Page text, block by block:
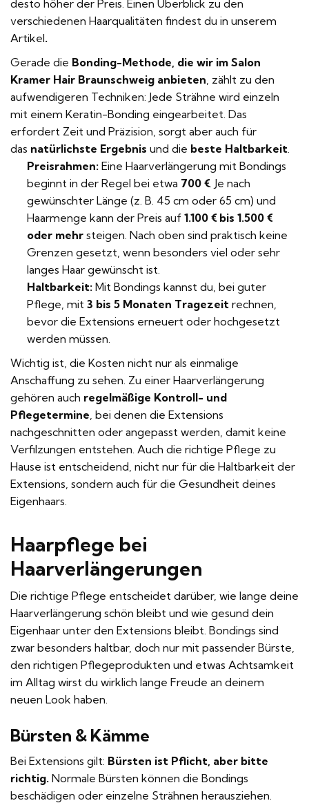
desto höher der Preis. Einen Überblick zu den
verschiedenen Haarqualitäten findest du in unserem
Artikel.
Gerade die Bonding-Methode, die wir im Salon
Kramer Hair Braunschweig anbieten , zählt zu den
aufwendigeren Techniken: Jede Strähne wird einzeln
mit einem Keratin-Bonding eingearbeitet. Das
erfordert Zeit und Präzision, sorgt aber auch für
das natürlichste Ergebnis und die beste Haltbarkeit
Preisrahmen: Eine Haarverlängerung mit Bondings
beginnt in der Regel bei etwa 700 € . Je nach
gewünschter Länge (z. B. 45 cm oder 65 cm) und
Haarmenge kann der Preis auf 1.100 € bis 1.500 €
oder mehr steigen. Nach oben sind praktisch keine
Grenzen gesetzt, wenn besonders viel oder sehr
langes Haar gewünscht ist.
Haltbarkeit: Mit Bondings kannst du, bei guter
Pflege, mit 3 bis 5 Monaten Tragezeit rechnen,
bevor die Extensions erneuert oder hochgesetzt
werden müssen.
Wichtig ist, die Kosten nicht nur als einmalige
Anschaffung zu sehen. Zu einer Haarverlängerung
gehören auch regelmäßige Kontroll- und
Pflegetermine , bei denen die Extensions
nachgeschnitten oder angepasst werden, damit keine
Verfilzungen entstehen. Auch die richtige Pflege zu
Hause ist entscheidend, nicht nur für die Haltbarkeit der
Extensions, sondern auch für die Gesundheit deines
Eigenhaars.
Haarpflege bei
Haarverlängerungen
Die richtige Pflege entscheidet darüber, wie lange deine
Haarverlängerung schön bleibt und wie gesund dein
Eigenhaar unter den Extensions bleibt. Bondings sind
zwar besonders haltbar, doch nur mit passender Bürste,
den richtigen Pflegeprodukten und etwas Achtsamkeit
im Alltag wirst du wirklich lange Freude an deinem
neuen Look haben.
Bürsten & Kämme
Bei Extensions gilt: Bürsten ist Pflicht, aber bitte
richtig. Normale Bürsten können die Bondings
beschädigen oder einzelne Strähnen herausziehen.